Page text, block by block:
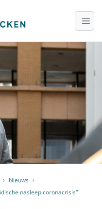
› Nieuws ›
nasleep coronacrisis"